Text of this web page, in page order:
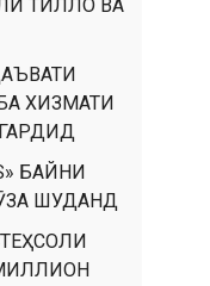
ТИЛЛО ВА
ХИЗМАТИ
БАЙНИ
ШУДАНД